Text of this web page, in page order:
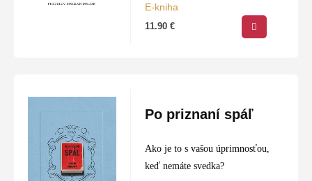
E-kniha
11.90€
Po priznaní spáľ
Ako je to s vašou úprimnosťou,
keď nemáte svedka?